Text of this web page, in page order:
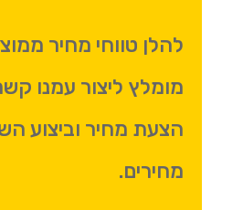
להלן טווחי מחיר
מומלץ ליצור עמנו
הצעת מחיר וביצוע
מחירים.